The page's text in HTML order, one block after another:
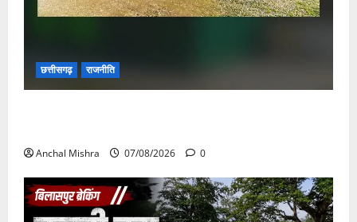
छत्तीसगढ़ राजनीति
Anchal Mishra 07/08/2026 0